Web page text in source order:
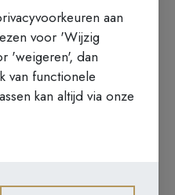
- 21/12/25
aan
voor 'Wijzig
'weigeren', dan
van functionele
kan altijd via onze